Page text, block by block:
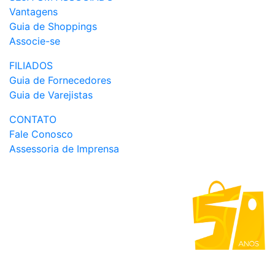
Vantagens
Guia de Shoppings
Associe-se
FILIADOS
Guia de Fornecedores
Guia de Varejistas
CONTATO
Fale Conosco
Assessoria de Imprensa